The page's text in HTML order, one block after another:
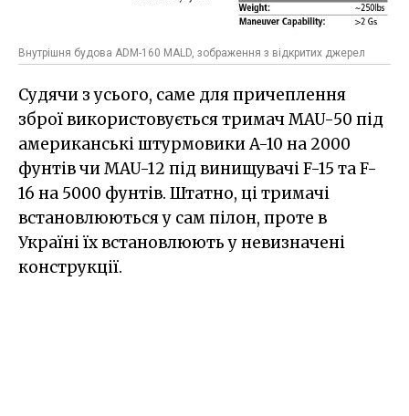
Внутрішня будова ADM-160 MALD, зображення з відкритих джерел
Судячи з усього, саме для причеплення
зброї використовується тримач MAU-50 під
американські штурмовики A-10 на 2000
фунтів чи MAU-12 під винищувачі F-15 та F-
16 на 5000 фунтів. Штатно, ці тримачі
встановлюються у сам пілон, проте в
Україні їх встановлюють у невизначені
конструкції.